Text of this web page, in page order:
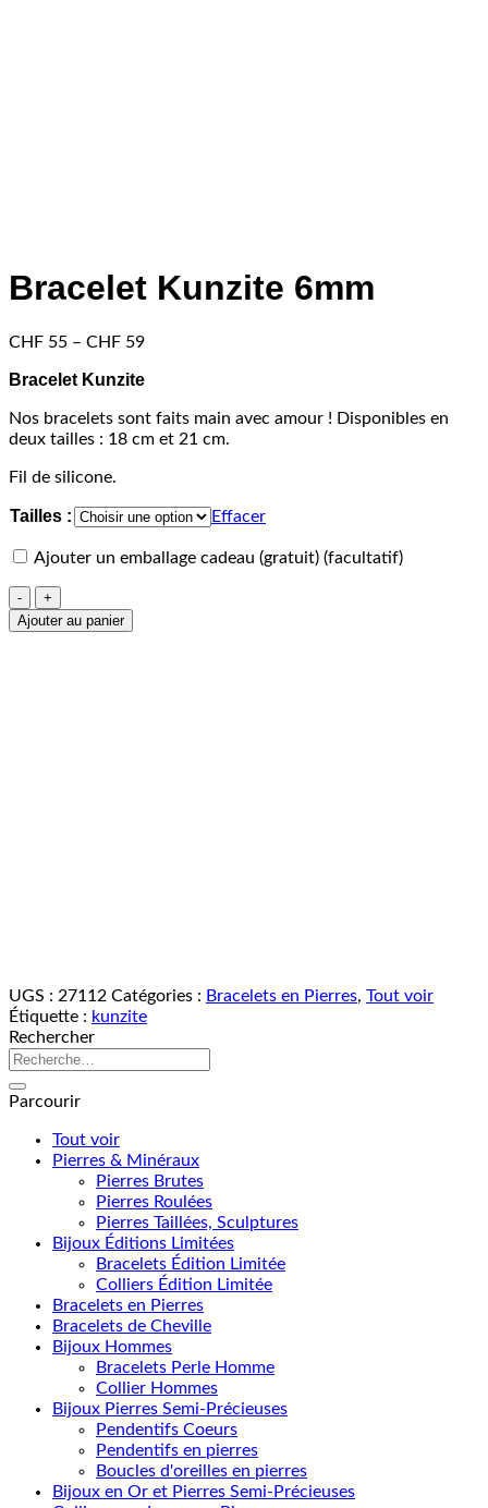
Bracelet Kunzite 6mm
CHF 55 – CHF 59Price
CHF 55
CHF 59
Bracelet Kunzite
Nos bracelets sont faits main avec amour ! Disponibles en
deux tailles : 18 cm et 21 cm.
Fil de silicone.
Tailles : Effacer
Ajouter un emballage cadeau (gratuit) (facultatif)
quantité
de
Bracelet
Ajouter au panier
UGS : 27112 Catégories : Bracelets en Pierres, Tout voir
Étiquette : kunzite
Rechercher
Recherche
Parcourir
Tout voir
Pierres & Minéraux
Pierres Brutes
Pierres Roulées
Pierres Taillées, Sculptures
Bijoux Éditions Limitées
Bracelets Édition Limitée
Colliers Édition Limitée
Bracelets en Pierres
Bracelets de Cheville
Bijoux Hommes
Bracelets Perle Homme
Collier Hommes
Bijoux Pierres Semi-Précieuses
Pendentifs Coeurs
Pendentifs en pierres
Boucles d'oreilles en pierres
Bijoux en Or et Pierres Semi-Précieuses